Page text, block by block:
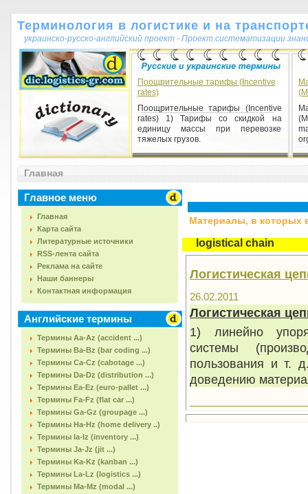
Терминология в логистике и на
украинско-русско-английский проект - Проект систематизации
Поощрительные тарифы (Incentive
rates)
Поощрительные тарифы (Incentive
rates) 1) Тарифы со скидкой на
единицу массы при перевозке
тяжелых грузов.
Главная
Главное меню
Главная
Карта сайта
Литературные источники
RSS-лента сайта
Реклама на сайте
Наши баннеры
Контактная информация
Английские термины
Термины Aa-Az (accident ...)
Термины Ba-Bz (bar coding ...)
Термины Ca-Cz (cabotage ...)
Термины Da-Dz (distribution ...)
Термины Ea-Ez (euro-pallet ...)
Термины Fa-Fz (flat car ...)
Термины Ga-Gz (groupage ...)
Термины Ha-Hz (home delivery ..)
Термины Ia-Iz (inventory ...)
Термины Ja-Jz (jit ...)
Термины Ka-Kz (kanban ...)
Термины La-Lz (logistics ...)
Термины Ma-Mz (modal ...)
Материалы, в которых
logistical chain
Логистическая
26.02.2011
Логистическая
1) линейно
системы
пользования и т.
доведению